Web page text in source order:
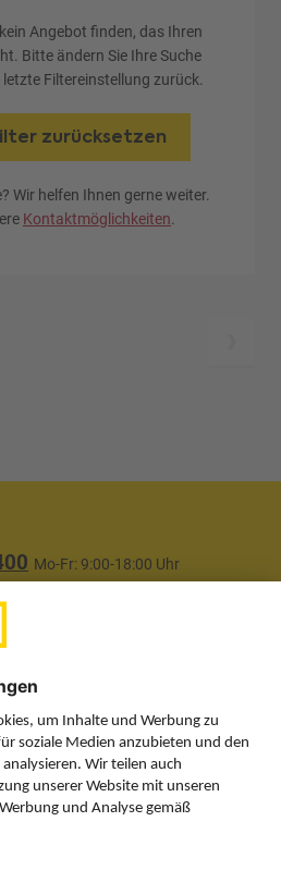
Angebot finden, das Ihren
Bitte ändern Sie Ihre Suche
letzte Filtereinstellung zurück.
zurücksetzen
Wir helfen Ihnen gerne weiter.
Kontaktmöglichkeiten.
Mo-Fr: 9:00-18:00 Uhr
auf